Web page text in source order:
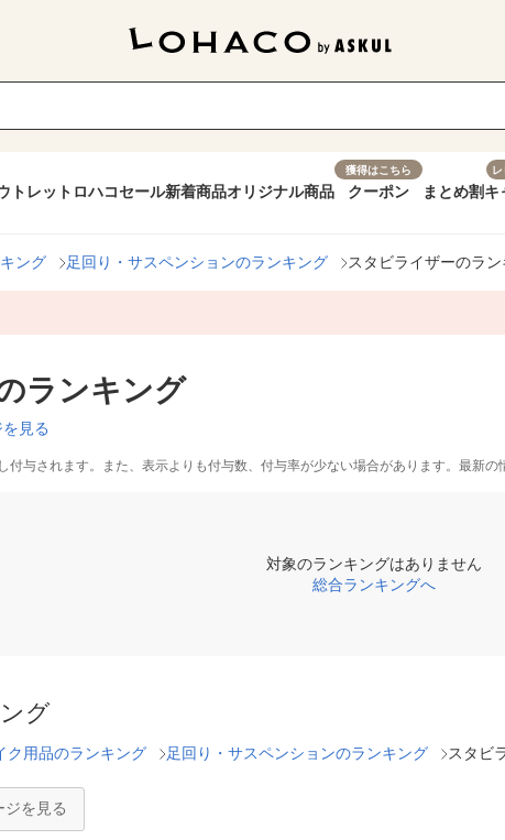
トレット ロハコセール新着商品オリジナル商品
獲得はこちら
クーポン まとめ割キ
ング 足回り・サスペンションのランキング スタビライザーのラ
ランキング
見る
付与されます。また、表示よりも付与数、付与率が少ない場合があります。最新の
対象のランキングはありません
総合ランキングへ
グ
ク用品のランキング 足回り・サスペンションのランキング スタビ
ジを見る